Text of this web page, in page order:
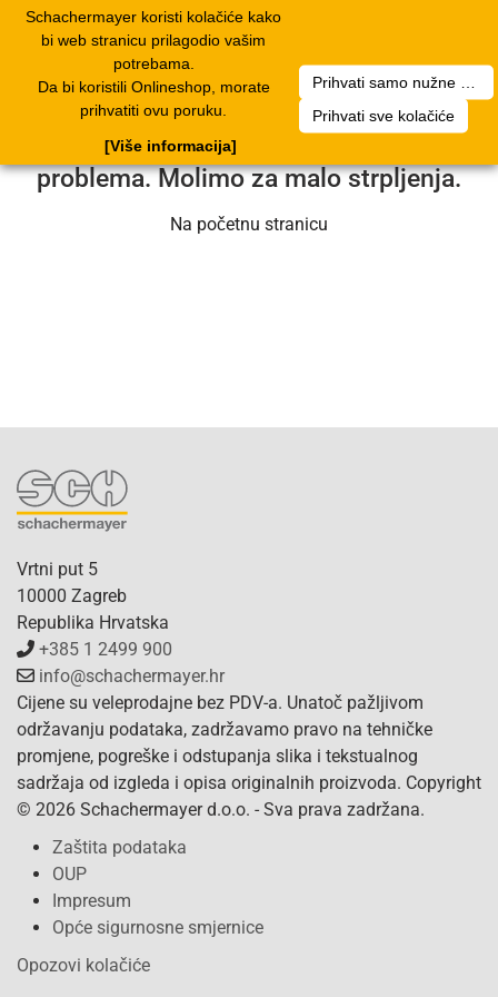
Schachermayer koristi kolačiće kako
bi web stranicu prilagodio vašim
potrebama.
Da bi koristili Onlineshop, morate
prihvatiti ovu poruku.
Prihvati sve kolačiće
[Više informacija]
Nažalost, došlo je do pogreške. Naš
servisni tim radi na rješavanju
problema. Molimo za malo strpljenja.
Na početnu stranicu
Vrtni put 5
10000 Zagreb
Republika Hrvatska
+385 1 2499 900
info@schachermayer.hr
Cijene su veleprodajne bez PDV-a. Unatoč pažljivom
održavanju podataka, zadržavamo pravo na tehničke
promjene, pogreške i odstupanja slika i tekstualnog
sadržaja od izgleda i opisa originalnih proizvoda. Copyright
© 2026 Schachermayer d.o.o. - Sva prava zadržana.
Zaštita podataka
OUP
Impresum
Opće sigurnosne smjernice
Opozovi kolačiće